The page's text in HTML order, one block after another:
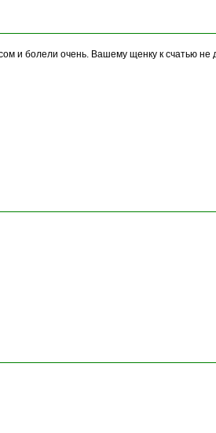
и болели очень. Вашему щенку к счатью не